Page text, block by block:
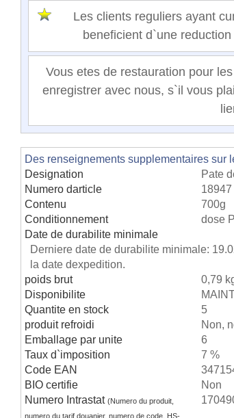
Les clients reguliers ayant
beneficient d`une
Vous etes de restauration pour
enregistrer avec nous, s`il vous
Des renseignements supplementaires sur
Designation
Pate
Numero darticle
18947
Contenu
700g
Conditionnement
dose
Date de durabilite minimale
Derniere date de durabilite minimale:
la date dexpedition.
poids brut
0,79
Disponibilite
Quantite en stock
5
produit refroidi
Non,
Emballage par unite
6
Taux d`imposition
7 %
Code EAN
BIO certifie
Non
Numero Intrastat(Numero du produit,
numero du tarif douanier, numero de code, HS-